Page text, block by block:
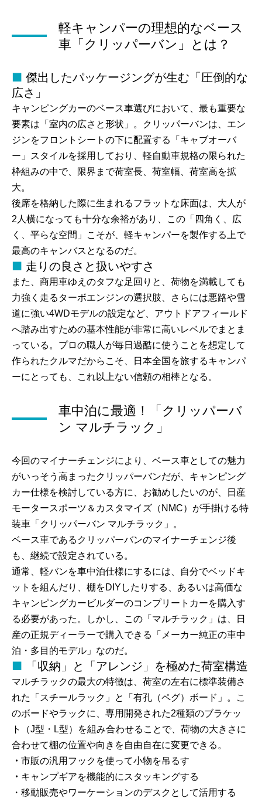
軽キャンパーの理想的なベース
車「クリッパーバン」とは？
傑出したパッケージングが生む「圧倒的な
広さ」
キャンピングカーのベース車選びにおいて、最も重要な
要素は「室内の広さと形状」。クリッパーバンは、エン
ジンをフロントシートの下に配置する「キャブオーバ
ー」スタイルを採用しており、軽自動車規格の限られた
枠組みの中で、限界まで荷室長、荷室幅、荷室高を拡
大。
後席を格納した際に生まれるフラットな床面は、大人が
2人横になっても十分な余裕があり、この「四角く、広
く、平らな空間」こそが、軽キャンパーを製作する上で
最高のキャンバスとなるのだ。
走りの良さと扱いやすさ
また、商用車ゆえのタフな足回りと、荷物を満載しても
力強く走るターボエンジンの選択肢、さらには悪路や雪
道に強い4WDモデルの設定など、アウトドアフィールド
へ踏み出すための基本性能が非常に高いレベルでまとま
っている。プロの職人が毎日過酷に使うことを想定して
作られたクルマだからこそ、日本全国を旅するキャンパ
ーにとっても、これ以上ない信頼の相棒となる。
車中泊に最適！「クリッパーバ
ン マルチラック」
今回のマイナーチェンジにより、ベース車としての魅力
がいっそう高まったクリッパーバンだが、キャンピング
カー仕様を検討している方に、お勧めしたいのが、日産
モータースポーツ＆カスタマイズ（NMC）が手掛ける特
装車「クリッパーバン マルチラック」。
ベース車であるクリッパーバンのマイナーチェンジ後
も、継続で設定されている。
通常、軽バンを車中泊仕様にするには、自分でベッドキ
ットを組んだり、棚をDIYしたりする、あるいは高価な
キャンピングカービルダーのコンプリートカーを購入す
る必要があった。しかし、この「マルチラック」は、日
産の正規ディーラーで購入できる「メーカー純正の車中
泊・多目的モデル」なのだ。
「収納」と「アレンジ」を極めた荷室構造
マルチラックの最大の特徴は、荷室の左右に標準装備さ
れた「スチールラック」と「有孔（ペグ）ボード」。こ
のボードやラックに、専用開発された2種類のブラケッ
ト（J型・L型）を組み合わせることで、荷物の大きさに
合わせて棚の位置や向きを自由自在に変更できる。
・ 市販の汎用フックを使って小物を吊るす
・ キャンプギアを機能的にスタッキングする
・移動販売やワーケーションのデスクとして活用する